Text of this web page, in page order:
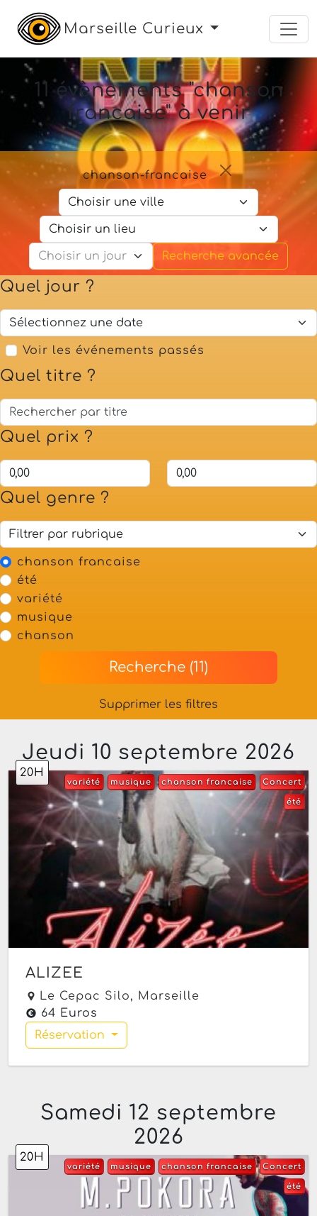
Marseille Curieux
11 évènements "chanson
francaise" à venir
chanson-francaise
Recherche avancée
Quel jour ?
Voir les événements passés
Quel titre ?
Quel prix ?
Quel genre ?
chanson francaise
été
variété
musique
chanson
Recherche (11)
Supprimer les filtres
Jeudi 10 septembre 2026
20H
Concert
chanson francaise
musique
variété
été
ALIZEE
Le Cepac Silo, Marseille
64 Euros
Réservation
Samedi 12 septembre
2026
20H
Concert
chanson francaise
musique
variété
été